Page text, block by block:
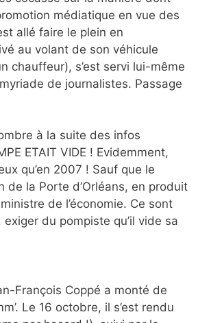
médiatique en vue des
allé faire le plein en
au volant de son véhicule
chauffeur), s’est servi lui-même
de journalistes. Passage
à la suite des infos
ETAIT VIDE ! Evidemment,
qu’en 2007 ! Sauf que le
de la Porte d’Orléans, en produit
de l’économie. Ce sont
du pompiste qu’il vide sa
François Coppé a monté de
Le 16 octobre, il s’est rendu